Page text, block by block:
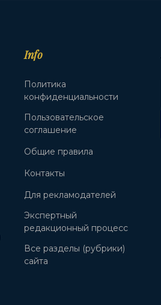
Info
Политика
конфиденциальности
Пользовательское
соглашение
Общие правила
Контакты
Для рекламодателей
Экспертный
редакционный процесс
Все разделы (рубрики)
сайта